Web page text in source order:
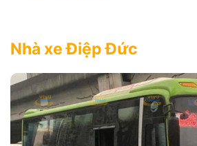
Nhà xe Điệp Đức